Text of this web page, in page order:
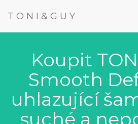
TONI&GUY
Koupit
Smooth
uhlazující
suché a